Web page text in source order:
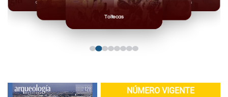
Toltecas
Mexicas
Olmecas
NÚMERO VIGENTE